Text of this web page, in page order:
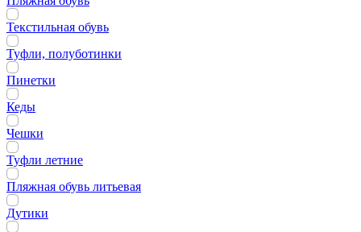
Текстильная обувь
Туфли, полуботинки
Пинетки
Кеды
Чешки
Туфли летние
Пляжная обувь литьевая
Дутики